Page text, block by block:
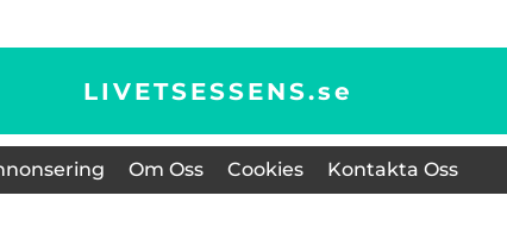
LIVETSESSENS.se
Om Oss Cookies Kontakta Oss